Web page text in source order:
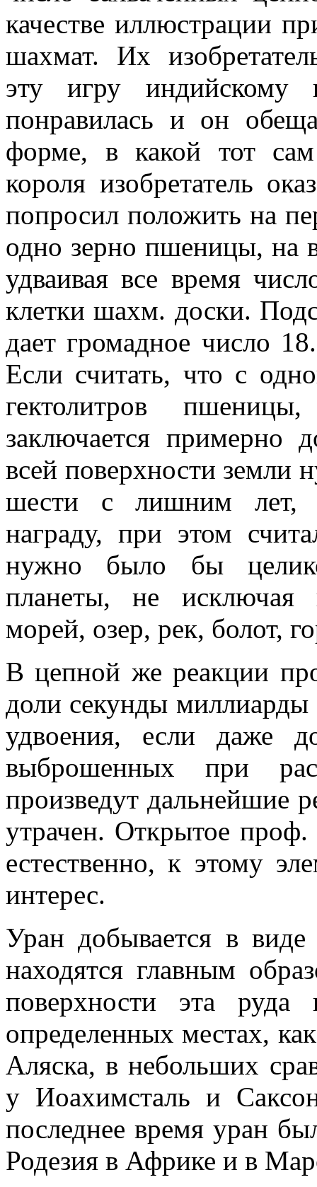
качестве иллюстрации
шахмат. Их
эту игру
понравилась и он
форме, в какой тот
короля изобретатель
попросил поло­жить на
одно зерно пшеницы, на
удваивая все время
клетки шахм. доски.
дает громад­ное число
Если считать, что с
гектолитров
заключается примерно
всей поверхности земли
шести с лишним лет,
награду, при этом
нуж­но было бы
планеты, не исключая
морей, озер, рек, болот,
В цепной же реакции
доли секунды миллиарды
удвоения, если даже
выброшенных при
произве­дут дальнейшие
утрачен. Открытое
естественно, к этому
интерес.
Уран добывается в
находятся глав­ным
поверхности эта
определенных местах,
Аляска, в небольших
у Иоахимсталь и
последнее время уран
Родезия в Африке и в